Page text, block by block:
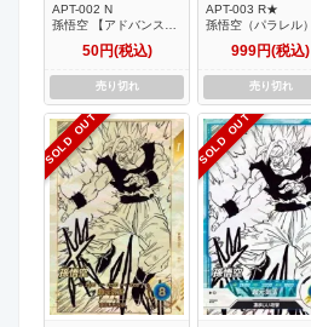
APT-002 N
孫悟空 【アドバンスパ
ック 40th Anniversary
Edition】50円(税込)
売り切れ
APT-003 R★
孫悟空（パラレル）
【アドバンスパック
40th Anniversary
999円(税込)
売り切れ
SOLD OUT SOLD OUT